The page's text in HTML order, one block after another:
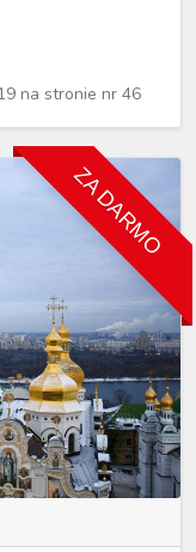
na stronie nr 46
ZA DARMO